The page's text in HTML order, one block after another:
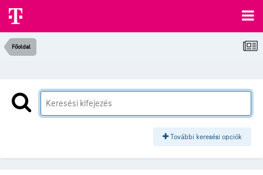
Főoldal
További keresési opciók